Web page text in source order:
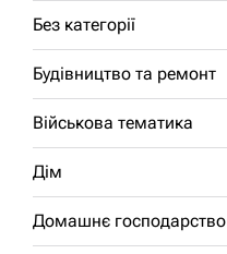
Без категорії
Будівництво та ремонт
Військова тематика
Дім
Домашнє господарство